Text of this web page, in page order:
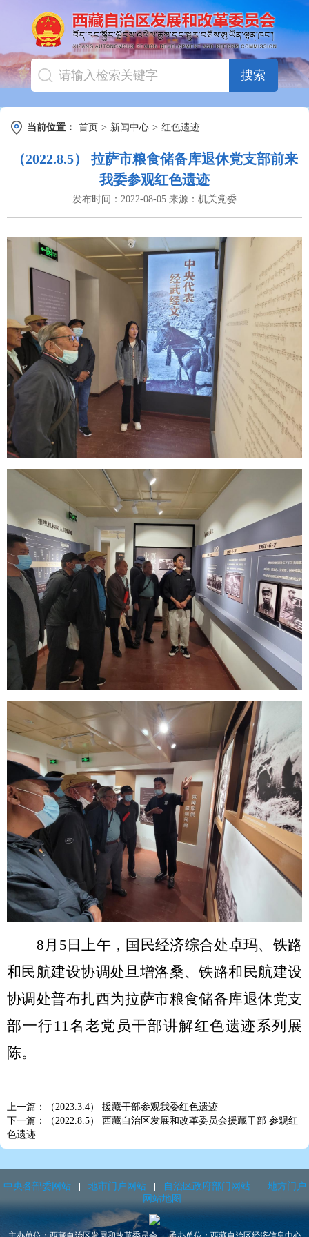
搜索
当前位置： 首页 > 新闻中心 > 红色遗迹
（2022.8.5） 拉萨市粮食储备库退休党支部前来
我委参观红色遗迹
发布时间： 2022-08-05 来源： 机关党委
8月5日上午，国民经济综合处卓玛、铁路
和民航建设协调处旦增洛桑、铁路和民航建设
协调处普布扎西为拉萨市粮食储备库退休党支
部一行11名老党员干部讲解红色遗迹系列展
陈。
上一篇：（2023.3.4） 援藏干部参观我委红色遗迹
下一篇：（2022.8.5） 西藏自治区发展和改革委员会援藏干部 参观红
色遗迹
中央各部委网站 地市门户网站 自治区政府部门网站
地方门户
网站地图